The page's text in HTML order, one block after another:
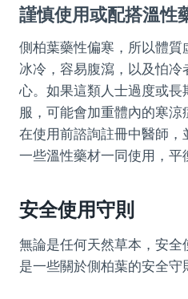
謹慎使用或配搭溫性
側柏葉藥性偏寒，所以體
冰冷，容易腹瀉，以及怕
心。如果這類人士過度或
服，可能會加重體內的寒
在使用前諮詢註冊中醫師
一些溫性藥材一同使用，平
安全使用守則
無論是任何天然草本，安
是一些關於側柏葉的安全守